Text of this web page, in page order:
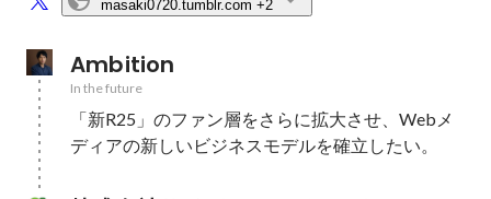
masaki0720.tumblr.com +2
Ambition
In the future
「新R25」のファン層をさらに拡大させ、Webメ
ディアの新しいビジネスモデルを確立したい。